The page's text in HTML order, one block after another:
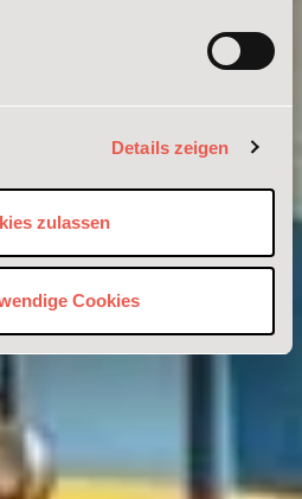
Details zeigen
zulassen
Cookies